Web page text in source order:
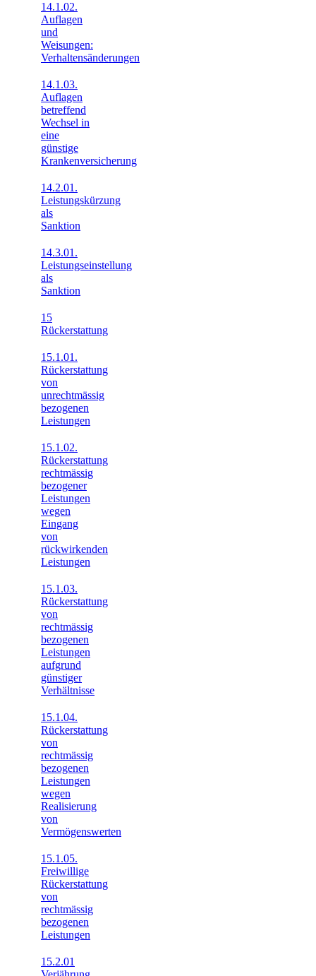
14.1.02.
Auflagen
und
Weisungen:
Verhaltensänderungen
14.1.03.
Auflagen
betreffend
Wechsel in
eine
günstige
Krankenversicherung
14.2.01.
Leistungskürzung
als
Sanktion
14.3.01.
Leistungseinstellung
als
Sanktion
15
Rückerstattung
15.1.01.
Rückerstattung
von
unrechtmässig
bezogenen
Leistungen
15.1.02.
Rückerstattung
rechtmässig
bezogener
Leistungen
wegen
Eingang
von
rückwirkenden
Leistungen
15.1.03.
Rückerstattung
von
rechtmässig
bezogenen
Leistungen
aufgrund
günstiger
Verhältnisse
15.1.04.
Rückerstattung
von
rechtmässig
bezogenen
Leistungen
wegen
Realisierung
von
Vermögenswerten
15.1.05.
Freiwillige
Rückerstattung
von
rechtmässig
bezogenen
Leistungen
15.2.01